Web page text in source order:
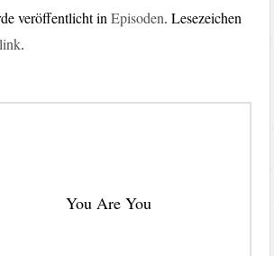
veröffentlicht inEpisoden. Lesezeichen
.
You Are You